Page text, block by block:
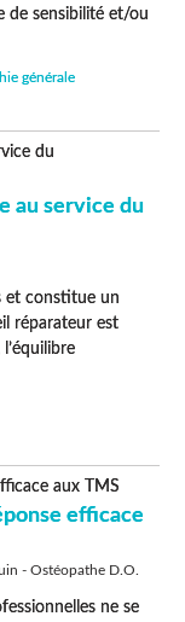
de sensibilité et/ou
générale
au service du
et constitue un
réparateur est
efficace
- Ostéopathe D.O.
ne se